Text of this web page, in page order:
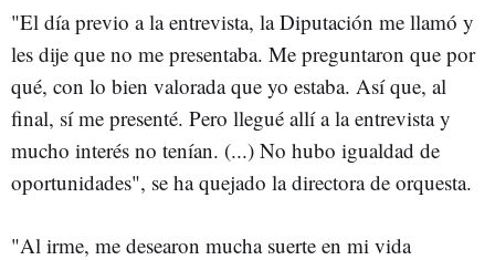
"El día previo a la entrevista, la Diputación me llamó y
les dije que no me presentaba. Me preguntaron que por
qué, con lo bien valorada que yo estaba. Así que, al
final, sí me presenté. Pero llegué allí a la entrevista y
mucho interés no tenían. (...) No hubo igualdad de
oportunidades", se ha quejado la directora de orquesta.
"Al irme, me desearon mucha suerte en mi vida